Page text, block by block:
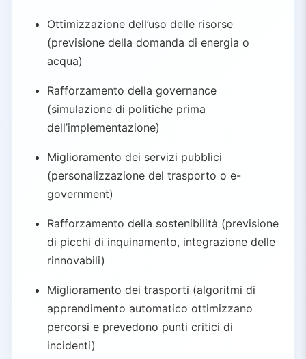
Ottimizzazione dell’uso delle risorse
(previsione della domanda di energia o
acqua)
Rafforzamento della governance
(simulazione di politiche prima
dell’implementazione)
Miglioramento dei servizi pubblici
(personalizzazione del trasporto o e-
government)
Rafforzamento della sostenibilità (previsione
di picchi di inquinamento, integrazione delle
rinnovabili)
Miglioramento dei trasporti (algoritmi di
apprendimento automatico ottimizzano
percorsi e prevedono punti critici di
incidenti)